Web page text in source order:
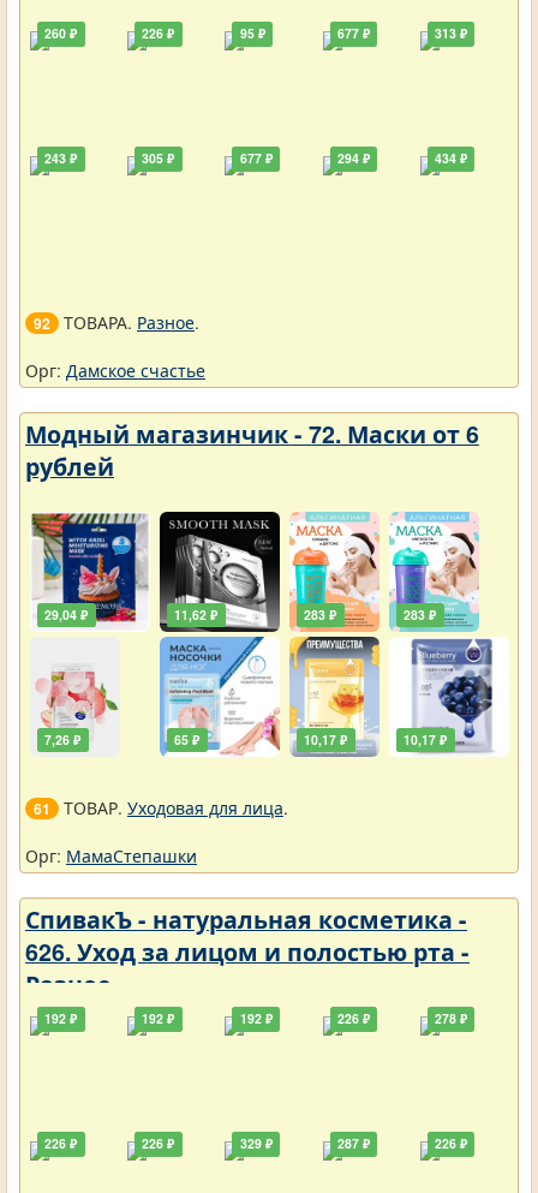
260 ₽
243 ₽
226 ₽
305 ₽
95 ₽
677 ₽
677 ₽
294 ₽
313 ₽
434 ₽
92 ТОВАРА. Разное.
Орг: Дамское счастье
Модный магазинчик - 72. Маски от 6
рублей
29,04 ₽
7,26 ₽
11,62 ₽
65 ₽
283 ₽
10,17 ₽
283 ₽
10,17 ₽
61 ТОВАР. Уходовая для лица.
Орг: МамаСтепашки
СпивакЪ - натуральная косметика -
626. Уход за лицом и полостью рта -
Разное
192 ₽
226 ₽
192 ₽
226 ₽
192 ₽
329 ₽
226 ₽
287 ₽
278 ₽
226 ₽